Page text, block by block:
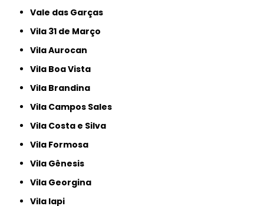
Vale das Garças
Vila 31 de Março
Vila Aurocan
Vila Boa Vista
Vila Brandina
Vila Campos Sales
Vila Costa e Silva
Vila Formosa
Vila Gênesis
Vila Georgina
Vila Iapi